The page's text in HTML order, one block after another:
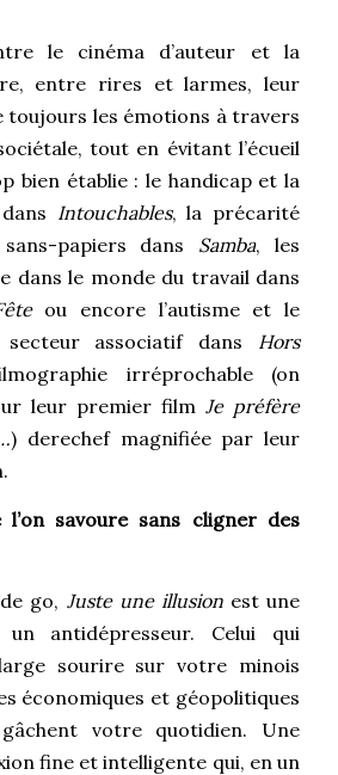
le cinéma d’auteur et la
entre rires et larmes, leur
toujours les émotions à travers
tout en évitant l’écueil
bien établie : le handicap et la
Intouchables, la précarité
papiers dans Samba, les
dans le monde du travail dans
ou encore l’autisme et le
secteur associatif dans Hors
irréprochable (on
leur premier film Je préfère
) derechef magnifiée par leur
savoure sans cligner des
go, Juste une illusionest une
un antidépresseur. Celui qui
sourire sur votre minois
économiques et géopolitiques
gâchent votre quotidien. Une
fine et intelligente qui, en un